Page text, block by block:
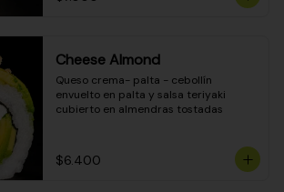
Cheese Almond
Queso crema- palta - cebollín
envuelto en palta y salsa teriyaki
cubierto en almendras tostadas
$6.400